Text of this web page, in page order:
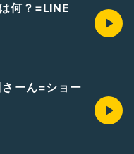
何？=LINE
ーん=ショー